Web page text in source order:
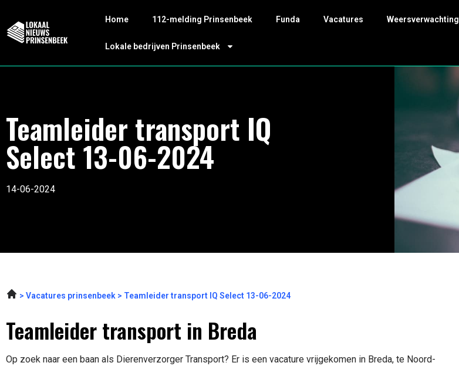
Home 112-melding Prinsenbeek Funda Vacatures Weersverwachting
Lokale bedrijven Prinsenbeek
Teamleider transport IQ
Select 13-06-2024
14-06-2024
Vacatures prinsenbeek Teamleider transport IQ Select 13-06-2024
Teamleider transport in Breda
Op zoek naar een baan als Dierenverzorger Transport? Er is een vacature vrijgekomen in Breda, te Noord-